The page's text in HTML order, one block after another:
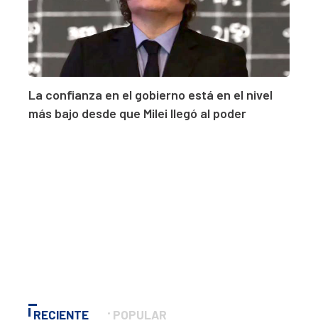
La confianza en el gobierno está en el nivel
más bajo desde que Milei llegó al poder
RECIENTE POPULAR